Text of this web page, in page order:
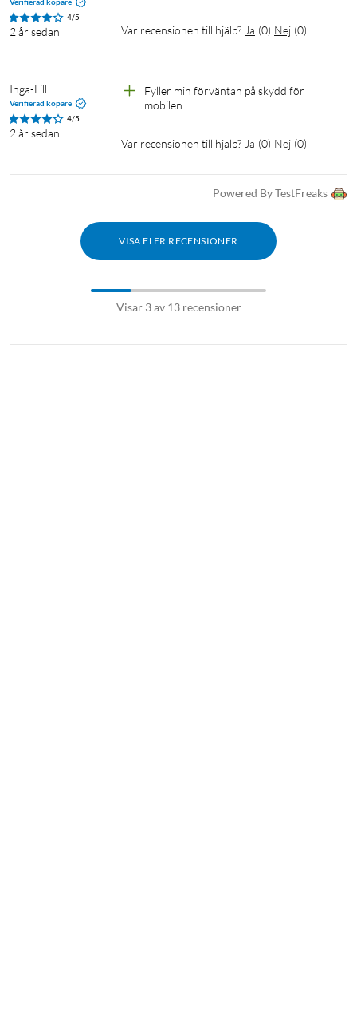
Verifierad köpare
4/5
2 år sedan Var recensionen till hjälp? Ja (0) Nej (0)
Inga-Lill
Verifierad köpare
4/5
2 år sedan
Fyller min förväntan på skydd för
mobilen.
Var recensionen till hjälp? Ja (0) Nej (0)
Powered By TestFreaks
VISA FLER RECENSIONER
Visar 3 av 13 recensioner